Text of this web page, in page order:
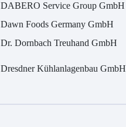
DABERO Service Group GmbH
Dawn Foods Germany GmbH
Dr. Dornbach Treuhand GmbH
Dresdner Kühlanlagenbau GmbH